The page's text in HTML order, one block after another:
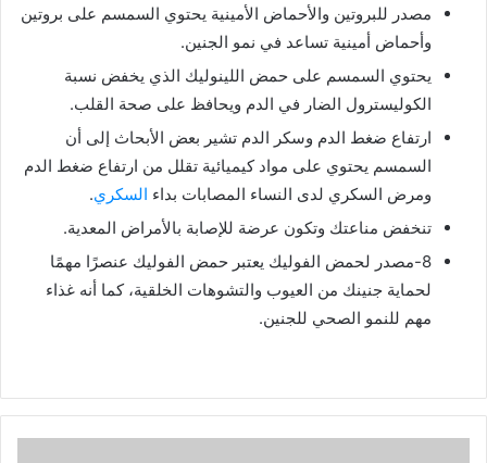
مصدر للبروتين والأحماض الأمينية يحتوي السمسم على بروتين
وأحماض أمينية تساعد في نمو الجنين.
يحتوي السمسم على حمض اللينوليك الذي يخفض نسبة
الكوليسترول الضار في الدم ويحافظ على صحة القلب.
ارتفاع ضغط الدم وسكر الدم تشير بعض الأبحاث إلى أن
السمسم يحتوي على مواد كيميائية تقلل من ارتفاع ضغط الدم
ومرض السكري لدى النساء المصابات بداء السكري.
تنخفض مناعتك وتكون عرضة للإصابة بالأمراض المعدية.
8-مصدر لحمض الفوليك يعتبر حمض الفوليك عنصرًا مهمًا
لحماية جنينك من العيوب والتشوهات الخلقية، كما أنه غذاء
مهم للنمو الصحي للجنين.